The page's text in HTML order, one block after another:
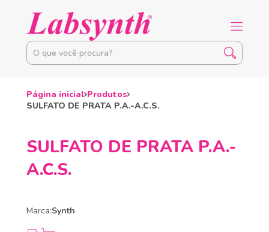
Página inicial Produtos
SULFATO DE PRATA P.A.-A.C.S.
SULFATO DE PRATA P.A.-
A.C.S.
Marca:Synth